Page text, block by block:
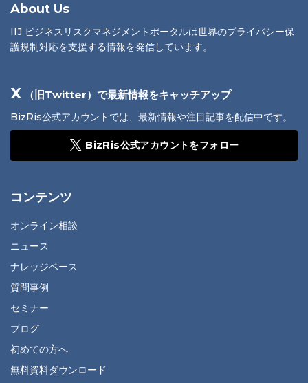
About Us
IIJ ビジネスリスクマネジメントポータルは世界のプライバシー保
護規制対応を支援する情報を発信しています。
X （旧Twitter）で最新情報をキャッチアップ
BizRis公式アカウントでは、最新情報や注目記事を配信中です。
BizRis公式アカウントをフォロー
コンテンツ
オンライン相談
ニュース
ナレッジベース
質問事例
セミナー
ブログ
初めての方へ
無料資料ダウンロード